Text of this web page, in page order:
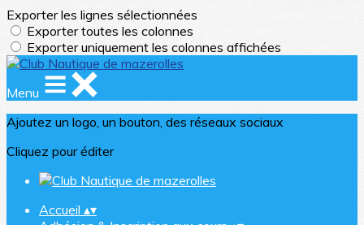
Exporter les lignes sélectionnées
Exporter toutes les colonnes
Exporter uniquement les colonnes affichées
Menu
Ajoutez un logo, un bouton, des réseaux sociaux
Cliquez pour éditer
Accueil ▴▾